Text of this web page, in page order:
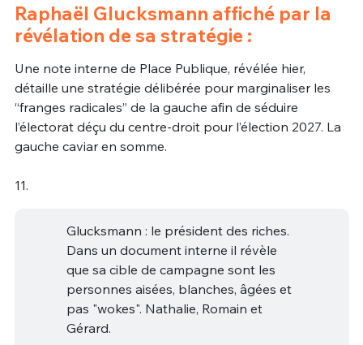
Raphaël Glucksmann affiché par la
révélation de sa stratégie :
Une note interne de Place Publique, révélée hier,
détaille une stratégie délibérée pour marginaliser les
“franges radicales” de la gauche afin de séduire
l’électorat déçu du centre-droit pour l’élection 2027. La
gauche caviar en somme.
11.
Glucksmann : le président des riches.
Dans un document interne il révèle
que sa cible de campagne sont les
personnes aisées, blanches, âgées et
pas "wokes". Nathalie, Romain et
Gérard.